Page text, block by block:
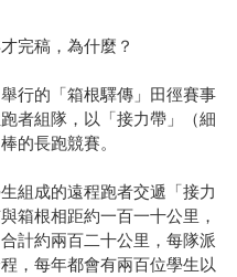
完稿，為什麼？
行的「箱根驛傳」田徑賽事
者組隊，以「接力帶」（細
的長跑競賽。
組成的遠程跑者交遞「接力
箱根相距約一百一十公里，
計約兩百二十公里，每隊派
，每年都會有兩百位學生以